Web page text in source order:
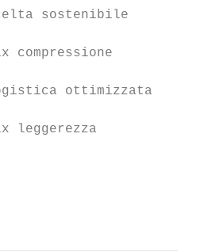
sostenibile
compressione
ottimizzata
leggerezza